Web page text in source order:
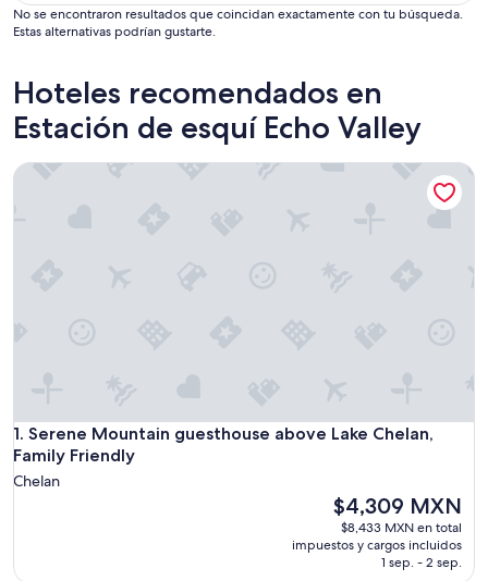
No se encontraron resultados que coincidan exactamente con tu búsqueda.
Estas alternativas podrían gustarte.
Hoteles recomendados en
Estación de esquí Echo Valley
1. Serene Mountain guesthouse above Lake Chelan,
Family Friendly
Serene Mountain guesthouse above Lake Chelan, Family
Chelan
El
precio
actual
$4,309 MXN
$8,433 MXN en total
impuestos y cargos incluidos
1 sep. - 2 sep.
Serene Mountain guesthouse above Lake Chelan, Family